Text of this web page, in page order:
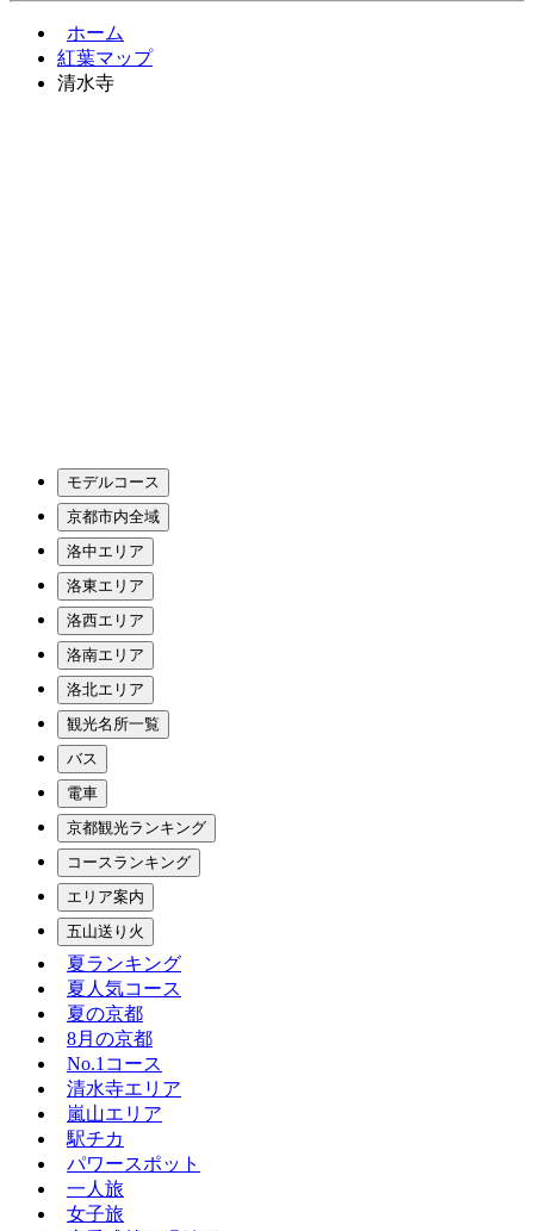
ホーム
紅葉マップ
清水寺
モデルコース
京都市内全域
洛中エリア
洛東エリア
洛西エリア
洛南エリア
洛北エリア
観光名所一覧
バス
電車
京都観光ランキング
コースランキング
エリア案内
五山送り火
夏ランキング
夏人気コース
夏の京都
8月の京都
No.1コース
清水寺エリア
嵐山エリア
駅チカ
パワースポット
一人旅
女子旅